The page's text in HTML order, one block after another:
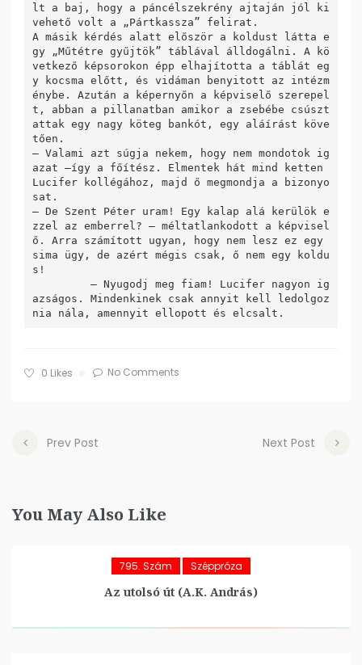
lt a baj, hogy a páncélszekrény ajtaján jól ki
vehető volt a „Pártkassza” felirat.
A másik kérdés alatt először a koldust látta e
gy „Műtétre gyűjtök” táblával álldogálni. A kö
vetkező képsorokon épp elhajította a táblát eg
y kocsma előtt, és vidáman benyitott az intézm
énybe. Azután a képernyőn a képviselő szerepel
t, abban a pillanatban amikor a zsebébe csúszt
attak egy nagy köteg bankót, egy aláírást köve
tően.
– Valami azt súgja nekem, hogy nem mondotok ig
azat –így a főítész. Elmentek hát mind ketten
Lucifer kollégához, majd ő megmondja a bizonyo
sat.
– De Szent Péter uram! Egy kalap alá kerülök e
zzel az emberrel? – méltatlankodott a képvisel
ő. Arra számított ugyan, hogy nem lesz ez egy
sima ügy, de azért mégis csak, ő nem egy koldu
s!
azságos. Mindenkinek csak annyit kell ledolgoz
0 Likes No Comments
Prev Post Next Post
You May Also Like
795. Szám Széppróza
Az utolsó út (A.K. András)